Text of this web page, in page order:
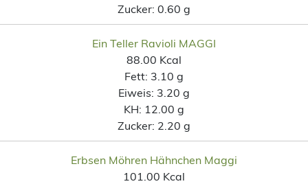
Zucker: 0.60 g
Ein Teller Ravioli MAGGI
88.00 Kcal
Fett: 3.10 g
Eiweis: 3.20 g
KH: 12.00 g
Zucker: 2.20 g
Erbsen Möhren Hähnchen Maggi
101.00 Kcal